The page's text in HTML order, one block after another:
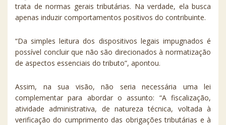
trata de normas gerais tributárias. Na verdade, ela busca
apenas induzir comportamentos positivos do contribuinte.
“Da simples leitura dos dispositivos legais impugnados é
possível concluir que não são direcionados à normatização
de aspectos essenciais do tributo”, apontou.
Assim, na sua visão, não seria necessária uma lei
complementar para abordar o assunto: “A fiscalização,
atividade administrativa, de natureza técnica, voltada à
verificação do cumprimento das obrigações tributárias e à